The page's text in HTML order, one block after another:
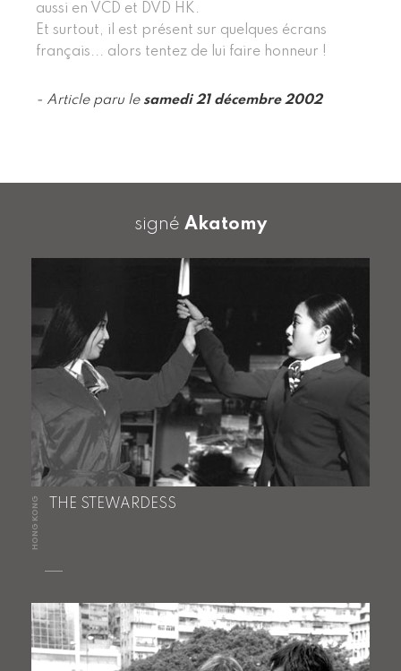
aussi en VCD et DVD HK.
Et surtout, il est présent sur quelques écrans
français... alors tentez de lui faire honneur !
- Article paru le samedi 21 décembre 2002
signé Akatomy
HONG KONG THE STEWARDESS